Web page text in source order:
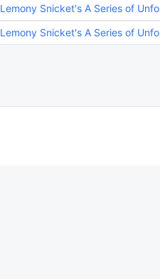
Lemony Snicket's A Series of
Lemony Snicket's A Series of